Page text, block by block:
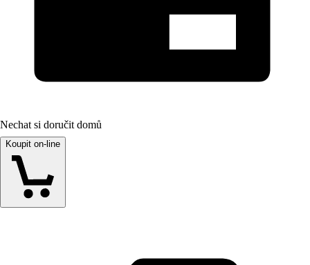
Nechat si doručit domů
Koupit on-line